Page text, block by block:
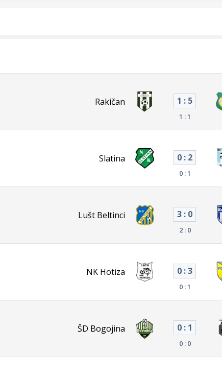
Rakičan 1 : 5
1 : 1
Slatina 0 : 2
0 : 1
Lušt Beltinci 3 : 0
2 : 0
NK Hotiza 0 : 3
0 : 1
ŠD Bogojina 0 : 1
0 : 0